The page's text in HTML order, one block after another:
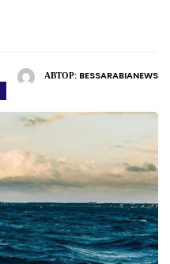
АВТОР: BESSARABIANEWS